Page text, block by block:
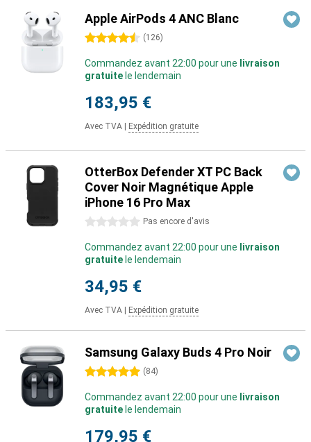
Apple AirPods 4 ANC Blanc
4.5 étoiles (126)
Commandez avant 22:00 pour une livraison
gratuite le lendemain
183,95 €
Avec TVA Expédition gratuite
OtterBox Defender XT PC Back
Cover Noir Magnétique Apple
iPhone 16 Pro Max
0 étoiles Pas encore d'avis
Commandez avant 22:00 pour une livraison
gratuite le lendemain
34,95 €
Avec TVA Expédition gratuite
Samsung Galaxy Buds 4 Pro Noir
5 étoiles (84)
Commandez avant 22:00 pour une livraison
gratuite le lendemain
179,95 €